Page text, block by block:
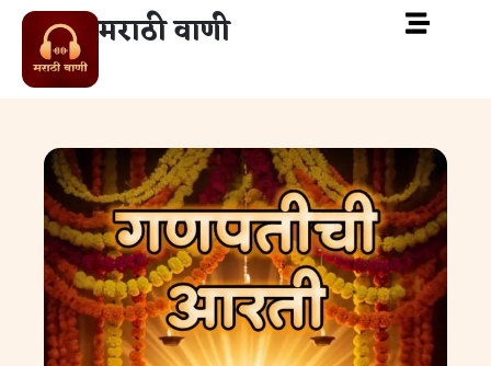
मराठी वाणी